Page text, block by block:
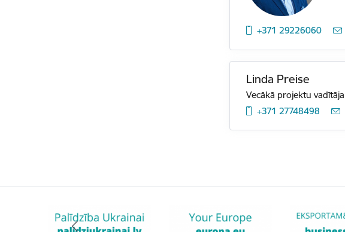
+371 29226060
Linda Preise
Vecākā projektu vadītāja
+371 27748498